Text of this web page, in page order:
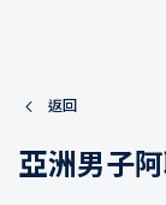
返回
亞洲男子